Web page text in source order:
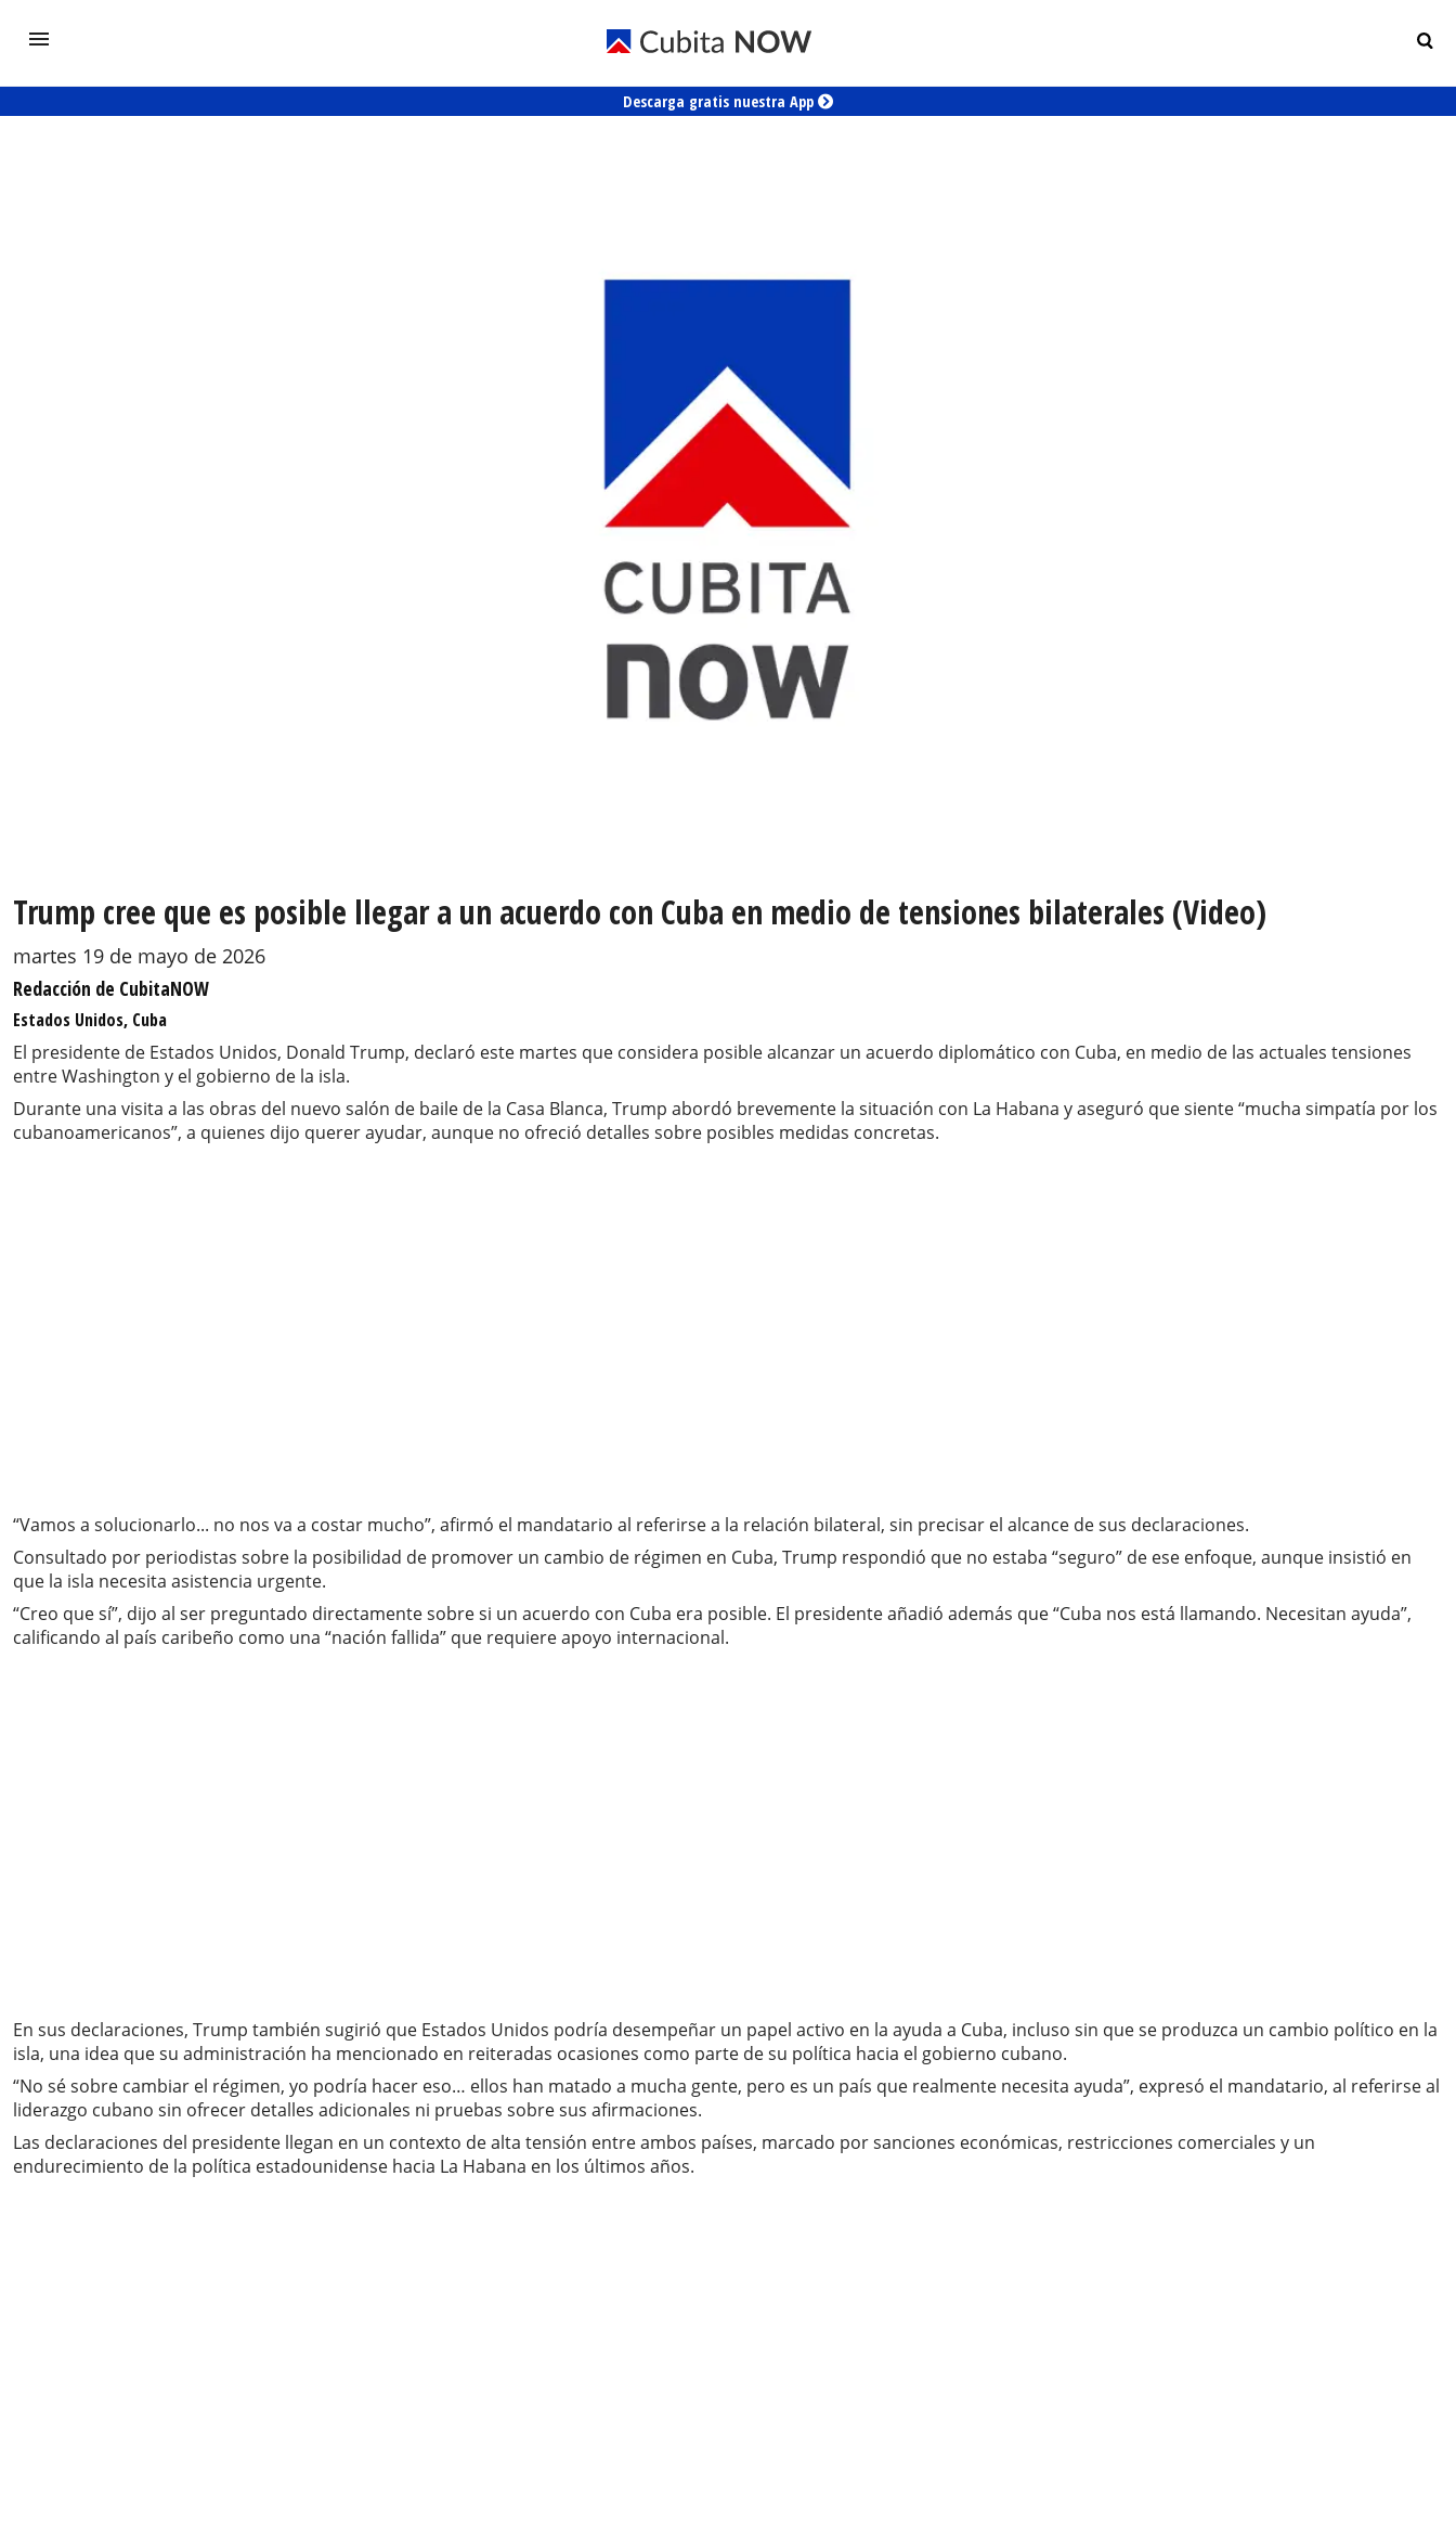
Descarga gratis nuestra App
Trump cree que es posible llegar a un acuerdo con Cuba en medio de tensiones bilaterales (Video)
martes 19 de mayo de 2026
Redacción de CubitaNOW
Estados Unidos, Cuba
El presidente de Estados Unidos, Donald Trump, declaró este martes que considera posible alcanzar un acuerdo diplomático con Cuba, en medio de las actuales tensiones
entre Washington y el gobierno de la isla.
Durante una visita a las obras del nuevo salón de baile de la Casa Blanca, Trump abordó brevemente la situación con La Habana y aseguró que siente “mucha simpatía por los
cubanoamericanos”, a quienes dijo querer ayudar, aunque no ofreció detalles sobre posibles medidas concretas.
“Vamos a solucionarlo... no nos va a costar mucho”, afirmó el mandatario al referirse a la relación bilateral, sin precisar el alcance de sus declaraciones.
Consultado por periodistas sobre la posibilidad de promover un cambio de régimen en Cuba, Trump respondió que no estaba “seguro” de ese enfoque, aunque insistió en
que la isla necesita asistencia urgente.
“Creo que sí”, dijo al ser preguntado directamente sobre si un acuerdo con Cuba era posible. El presidente añadió además que “Cuba nos está llamando. Necesitan ayuda”,
calificando al país caribeño como una “nación fallida” que requiere apoyo internacional.
En sus declaraciones, Trump también sugirió que Estados Unidos podría desempeñar un papel activo en la ayuda a Cuba, incluso sin que se produzca un cambio político en la
isla, una idea que su administración ha mencionado en reiteradas ocasiones como parte de su política hacia el gobierno cubano.
“No sé sobre cambiar el régimen, yo podría hacer eso… ellos han matado a mucha gente, pero es un país que realmente necesita ayuda”, expresó el mandatario, al referirse al
liderazgo cubano sin ofrecer detalles adicionales ni pruebas sobre sus afirmaciones.
Las declaraciones del presidente llegan en un contexto de alta tensión entre ambos países, marcado por sanciones económicas, restricciones comerciales y un
endurecimiento de la política estadounidense hacia La Habana en los últimos años.